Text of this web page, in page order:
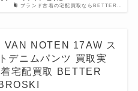
ブランド古着の宅配買取ならBETTER…
VAN NOTEN 17AW ス
デニムパンツ 買取実
宅配買取 BETTER